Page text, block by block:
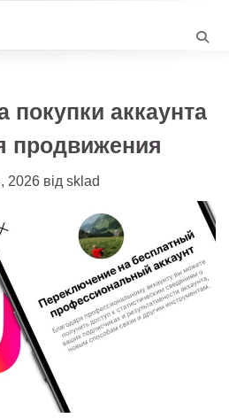
аккаунта
продвижения
2026 від sklad